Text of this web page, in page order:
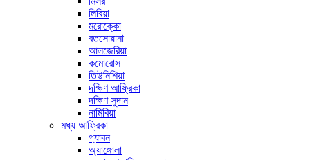
লিবিয়া
মরোক্কো
বতসোয়ানা
আলজেরিয়া
কমোরোস
তিউনিশিয়া
দক্ষিণ আফ্রিকা
দক্ষিণ সুদান
নামিবিয়া
মধ্য আফ্রিকা
গ্যাবন
অ্যাঙ্গোলা